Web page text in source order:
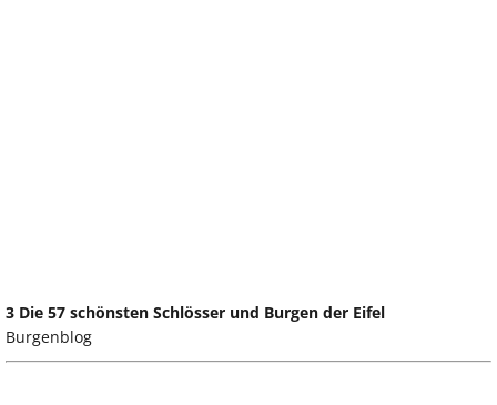
3 Die 57 schönsten Schlösser und Burgen der Eifel
Burgenblog